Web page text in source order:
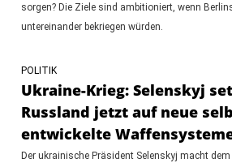
sorgen? Die Ziele sind ambitioniert, wenn
untereinander bekriegen würden.
POLITIK
Ukraine-Krieg: Selenskyj
Russland jetzt auf neue
entwickelte
Der ukrainische Präsident Selenskyj macht